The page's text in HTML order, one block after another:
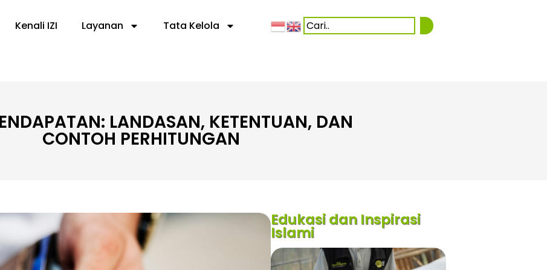
Kenali IZI Layanan Tata Kelola
LANDASAN, KETENTUAN, DAN
CONTOH PERHITUNGAN
Edukasi dan Inspirasi
Islami